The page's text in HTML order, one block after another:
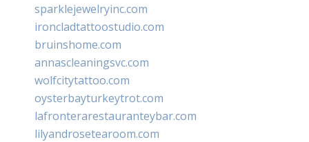
sparklejewelryinc.com
ironcladtattoostudio.com
bruinshome.com
annascleaningsvc.com
wolfcitytattoo.com
oysterbayturkeytrot.com
lafronterarestauranteybar.com
lilyandrosetearoom.com